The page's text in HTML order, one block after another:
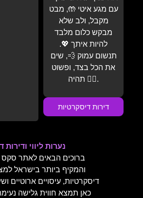
עם מגע איטי 🤲, מבט
מקבל, ולב שלא
מבקש כלום מלבד
להיות איתך 💖.
תנשום עמוק 💨, שים
את הכל בצד, ופשוט
תהיה 💆‍♂️.
דירות דיסקרטיות
נערות ליווי
ברוכים הבאים לאתר סקס
והמקיף ביותר בישראל
דיסקרטיות, עיסויים ארוטיים
כאן תמצא חווית גלישה